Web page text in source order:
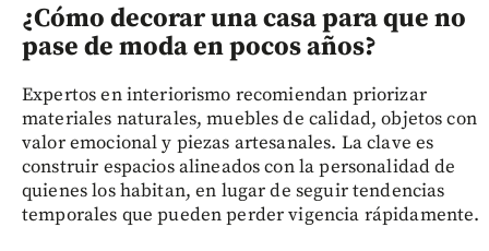
¿Cómo decorar una casa para que no
pase de moda en pocos años?
Expertos en interiorismo recomiendan priorizar
materiales naturales, muebles de calidad, objetos con
valor emocional y piezas artesanales. La clave es
construir espacios alineados con la personalidad de
quienes los habitan, en lugar de seguir tendencias
temporales que pueden perder vigencia rápidamente.